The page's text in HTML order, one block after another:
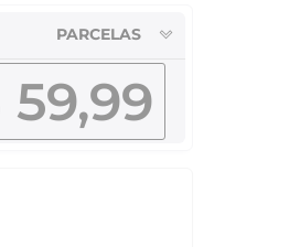
PARCELAS
59,99